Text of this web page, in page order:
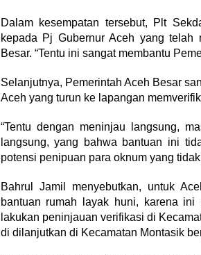
Dalam kesempatan tersebut, Plt
kepada Pj Gubernur Aceh yang telah
Besar. “Tentu ini sangat membantu
Selanjutnya, Pemerintah Aceh Besar
Aceh yang turun ke lapangan
“Tentu dengan meninjau langsung,
langsung, yang bahwa bantuan ini
potensi penipuan para oknum yang
Bahrul Jamil menyebutkan, untuk
bantuan rumah layak huni, karena
lakukan peninjauan verifikasi di
di dilanjutkan di Kecamatan Montasik